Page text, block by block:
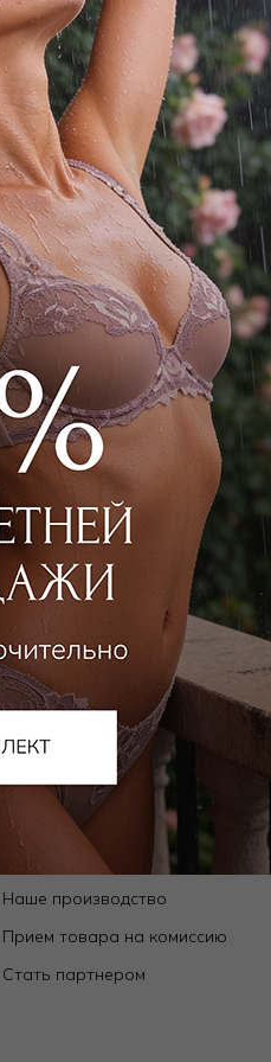
WILD ORCHID
Комбинезон длинный
9 350₽ 11 000₽ | + 468 бонусов
О компании
О нас
Магазины
Контакты
Наше производство
Прием товара на комиссию
Стать партнером